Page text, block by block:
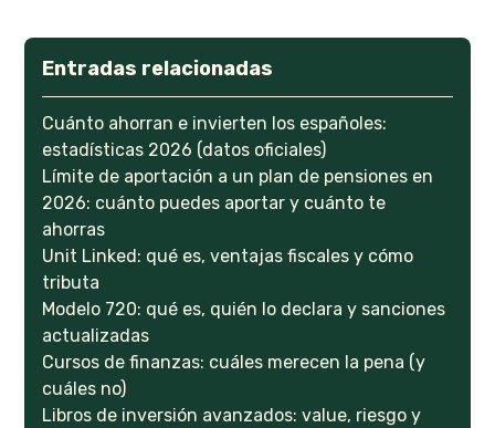
Entradas relacionadas
Cuánto ahorran e invierten los españoles:
estadísticas 2026 (datos oficiales)
Límite de aportación a un plan de pensiones en
2026: cuánto puedes aportar y cuánto te
ahorras
Unit Linked: qué es, ventajas fiscales y cómo
tributa
Modelo 720: qué es, quién lo declara y sanciones
actualizadas
Cursos de finanzas: cuáles merecen la pena (y
cuáles no)
Libros de inversión avanzados: value, riesgo y